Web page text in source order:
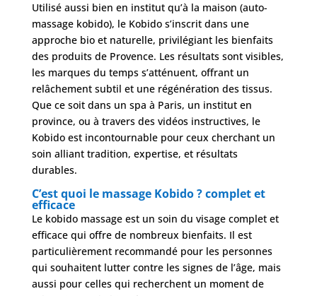
Nos
cliniques
Nos
articles
Avant
/
Après
Devis
Gratuit
Utilisé aussi bien en institut qu’à la maison (auto-
massage kobido), le Kobido s’inscrit dans une
approche bio et naturelle, privilégiant les bienfaits
des produits de Provence. Les résultats sont visibles,
les marques du temps s’atténuent, offrant un
relâchement subtil et une régénération des tissus.
Que ce soit dans un spa à Paris, un institut en
province, ou à travers des vidéos instructives, le
Kobido est incontournable pour ceux cherchant un
soin alliant tradition, expertise, et résultats
durables.
C’est quoi le massage Kobido ? complet et
efficace
Le kobido massage est un soin du visage complet et
efficace qui offre de nombreux bienfaits. Il est
particulièrement recommandé pour les personnes
qui souhaitent lutter contre les signes de l’âge, mais
aussi pour celles qui recherchent un moment de